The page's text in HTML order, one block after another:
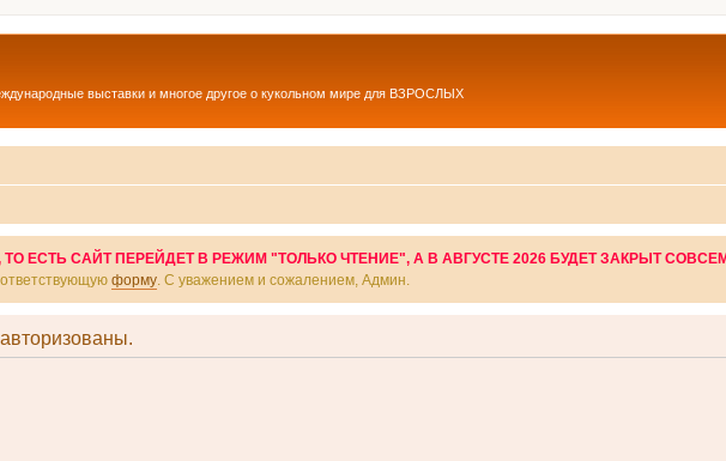
выставки и многое другое о кукольном мире для ВЗРОСЛЫХ
ЕСТЬ САЙТ ПЕРЕЙДЕТ В РЕЖИМ "ТОЛЬКО ЧТЕНИЕ", А В АВГУСТЕ 2026 БУДЕТ ЗАКРЫТ
форму . С уважением и сожалением, Админ.